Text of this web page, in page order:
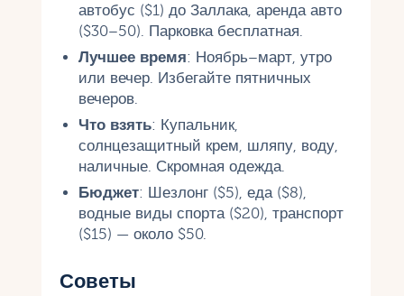
автобус ($1) до Заллака, аренда авто
($30–50). Парковка бесплатная.
Лучшее время: Ноябрь–март, утро
или вечер. Избегайте пятничных
вечеров.
Что взять: Купальник,
солнцезащитный крем, шляпу, воду,
наличные. Скромная одежда.
Бюджет: Шезлонг ($5), еда ($8),
водные виды спорта ($20), транспорт
($15) — около $50.
Советы